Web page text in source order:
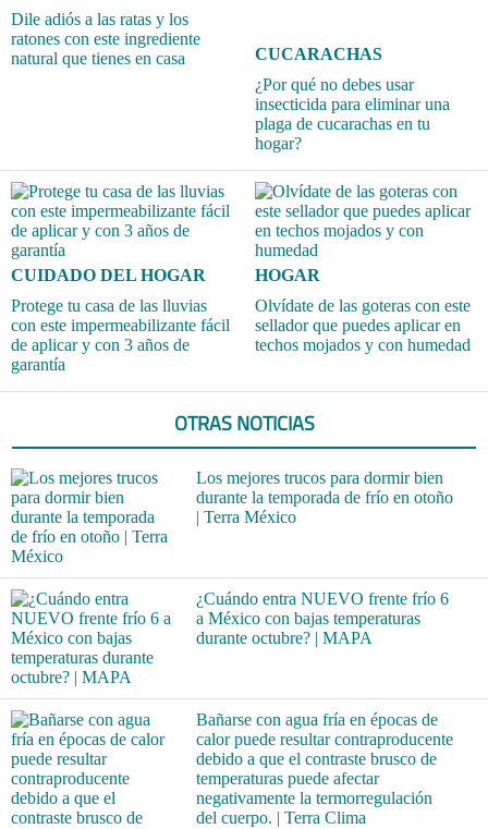
Dile adiós a las ratas y los
ratones con este ingrediente
natural que tienes en casa
CUCARACHAS
¿Por qué no debes usar
insecticida para eliminar una
plaga de cucarachas en tu
hogar?
CUIDADO DEL HOGAR
Protege tu casa de las lluvias
con este impermeabilizante fácil
de aplicar y con 3 años de
garantía
HOGAR
Olvídate de las goteras con este
sellador que puedes aplicar en
techos mojados y con humedad
OTRAS NOTICIAS
Los mejores trucos para dormir bien
durante la temporada de frío en otoño
| Terra México
¿Cuándo entra NUEVO frente frío 6
a México con bajas temperaturas
durante octubre? | MAPA
Bañarse con agua fría en épocas de
calor puede resultar contraproducente
debido a que el contraste brusco de
temperaturas puede afectar
negativamente la termorregulación
del cuerpo. | Terra Clima